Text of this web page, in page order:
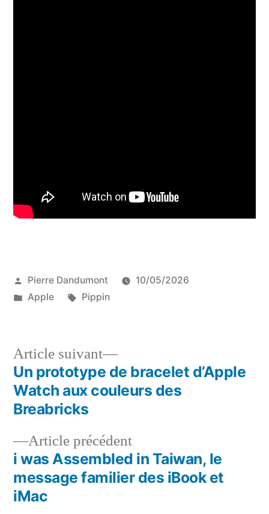
Publié
par
Pierre Dandumont
10/05/2026
Publié
Apple Étiquettes :
Pippin
Navigation
de
l’article
Article précédentArticle
précédent :
i was Assembled in Taiwan, le
message familier des iBook et
iMac
Article suivant
Article
suivant :
Un prototype de bracelet d’Apple
Watch aux couleurs des
Breabricks